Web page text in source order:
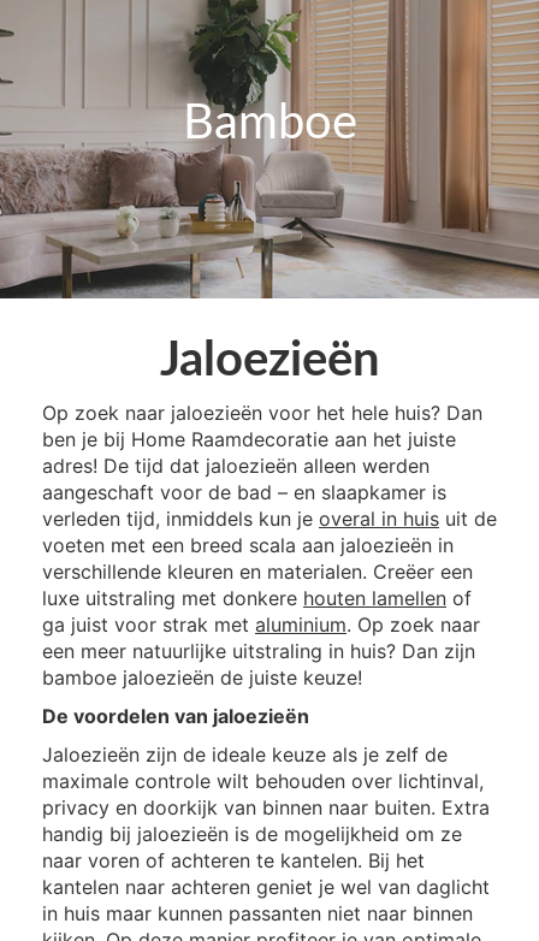
Bamboe
Jaloezieën
Op zoek naar jaloezieën voor het hele huis? Dan
ben je bij Home Raamdecoratie aan het juiste
adres! De tijd dat jaloezieën alleen werden
aangeschaft voor de bad – en slaapkamer is
verleden tijd, inmiddels kun je overal in huis uit de
voeten met een breed scala aan jaloezieën in
verschillende kleuren en materialen. Creëer een
luxe uitstraling met donkere houten lamellen of
ga juist voor strak met aluminium. Op zoek naar
een meer natuurlijke uitstraling in huis? Dan zijn
bamboe jaloezieën de juiste keuze!
De voordelen van jaloezieën
Jaloezieën zijn de ideale keuze als je zelf de
maximale controle wilt behouden over lichtinval,
privacy en doorkijk van binnen naar buiten. Extra
handig bij jaloezieën is de mogelijkheid om ze
naar voren of achteren te kantelen. Bij het
kantelen naar achteren geniet je wel van daglicht
in huis maar kunnen passanten niet naar binnen